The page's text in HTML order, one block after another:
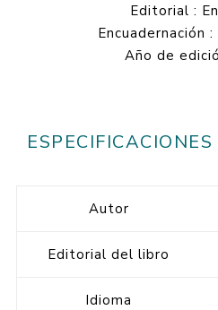
Editorial :
Encuadernación
Año de
Autor
Editorial del libro
Idioma